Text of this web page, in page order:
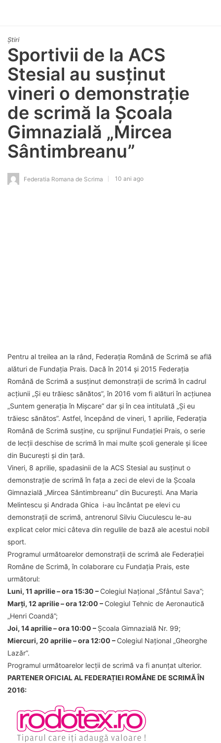
Știri
Sportivii de la ACS
Stesial au susținut
vineri o demonstrație
de scrimă la Școala
Gimnazială „Mircea
Sântimbreanu”
Federatia Romana de Scrima 10 ani ago
Pentru al treilea an la rând, Federația Română de Scrimă se află
alături de Fundația Prais. Dacă în 2014 și 2015 Federația
Română de Scrimă a susținut demonstrații de scrimă în cadrul
acțiunii „Și eu trăiesc sănătos”, în 2016 vom fi alături în acțiunea
„Suntem generația în Mișcare” dar și în cea intitulată „Și eu
trăiesc sănătos”. Astfel, începând de vineri, 1 aprilie, Federația
Română de Scrimă susține, cu sprijinul Fundației Prais, o serie
de lecții deschise de scrimă în mai multe școli generale și licee
din București și din țară.
Vineri, 8 aprilie, spadasinii de la ACS Stesial au susținut o
demonstrație de scrimă în fața a zeci de elevi de la Școala
Gimnazială „Mircea Sântimbreanu” din București. Ana Maria
Melintescu și Andrada Ghica i-au încântat pe elevi cu
demonstrații de scrimă, antrenorul Silviu Ciuculescu le-au
explicat celor mici câteva din regulile de bază ale acestui nobil
sport.
Programul următoarelor demonstrații de scrimă ale Federației
Române de Scrimă, în colaborare cu Fundația Prais, este
următorul:
Luni, 11 aprilie – ora 15:30 – Colegiul Național „Sfântul Sava”;
Marți, 12 aprilie – ora 12:00 – Colegiul Tehnic de Aeronautică
„Henri Coandă”;
Joi, 14 aprilie – ora 10:00 – Școala Gimnazială Nr. 99;
Miercuri, 20 aprilie – ora 12:00 – Colegiul Național „Gheorghe
Lazăr”.
Programul următoarelor lecții de scrimă va fi anunțat ulterior.
PARTENER OFICIAL AL FEDERAȚIEI ROMÂNE DE SCRIMĂ ÎN
2016: